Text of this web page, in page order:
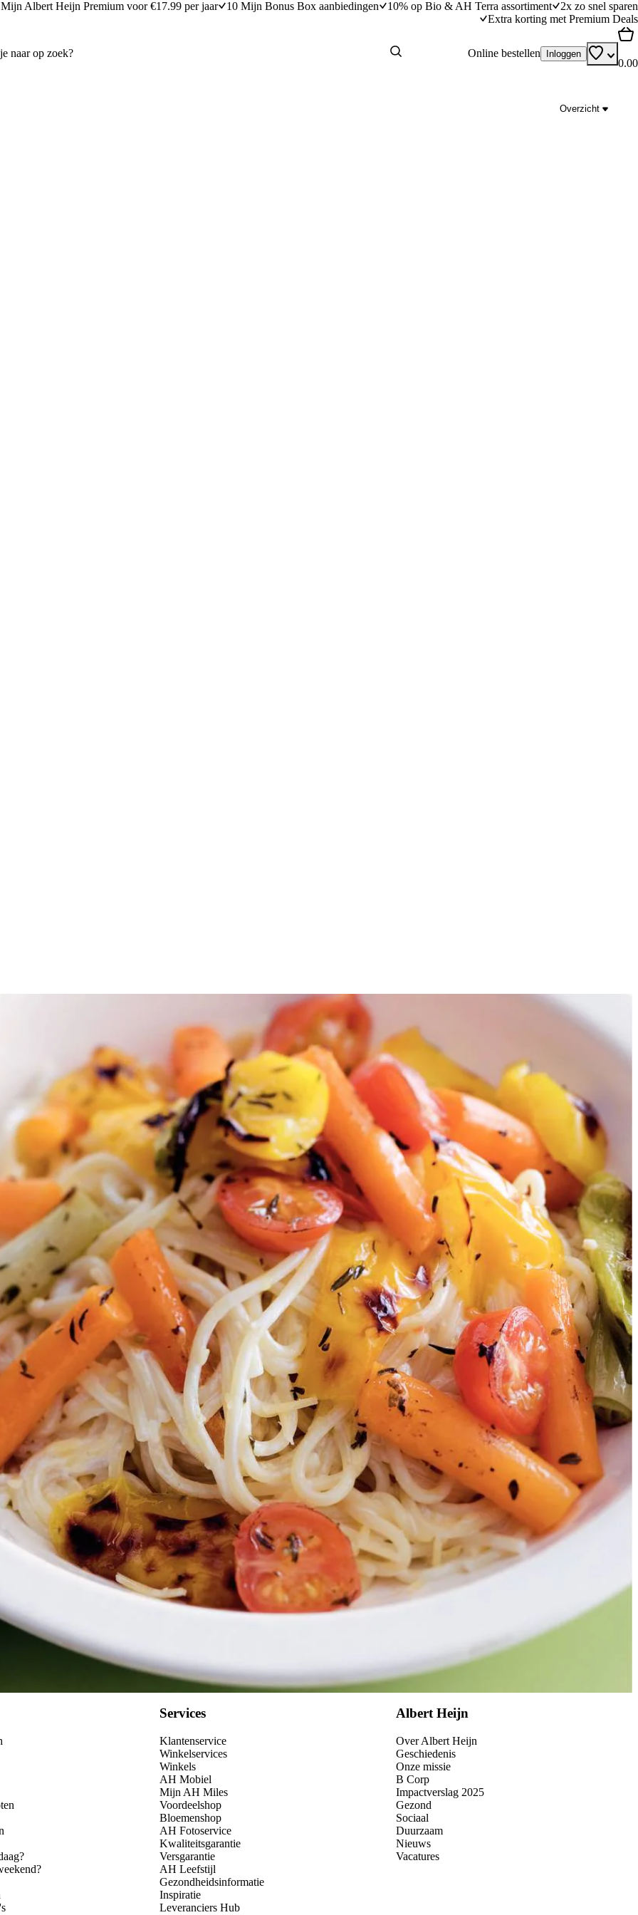
Mijn Albert Heijn Premium voor €17.99 per jaar 10 Mijn Bonus Box aanbiedingen 10% op Bio & AH Terra assortiment
2x zo snel sparen
Extra korting met Premium Deals
Online bestellen Inloggen
0.00
Overzicht
Kies producten
de bospeentjes, bosuitjes (zowel het wit als het groen) en de paprika in stukken van 3 cm. Schep de groenten in een bakblik om met
de hete grill en rooster de groenten in 15-18 minuten mooi bruin en gaar; schep ze regelmatig om. Halveer de tomaatjes en schep ze
Kook intussen de spaghetti in ruim kokend water met wat zout in 10-12 minuten beetgaar. Giet de spaghetti af (bewaar 3 eetlepels
de spaghetti op smaak met zout en (versgemalen) peper. Warm de spaghetti nog heel even zachtjes door en verdeel de pasta over vier
Wat vond je van dit recept?
Services
Klantenservice
Winkelservices
Winkels
AH Mobiel
Mijn AH Miles
Voordeelshop
Bloemenshop
AH Fotoservice
Kwaliteitsgarantie
Versgarantie
AH Leefstijl
Gezondheidsinformatie
Inspiratie
Leveranciers Hub
Albert Heijn
Over Albert Heijn
Geschiedenis
Onze missie
B Corp
Impactverslag 2025
Gezond
Sociaal
Duurzaam
Nieuws
Vacatures